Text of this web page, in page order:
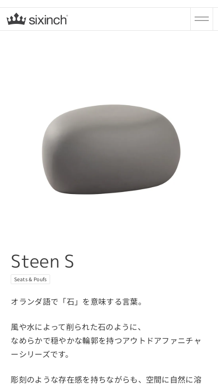
Steen S
Seats & Poufs
オランダ語で「石」を意味する言葉。
風や水によって削られた石のように、
なめらかで穏やかな輪郭を持つアウトドアファニチャ
ーシリーズです。
彫刻のような存在感を持ちながらも、空間に自然に溶